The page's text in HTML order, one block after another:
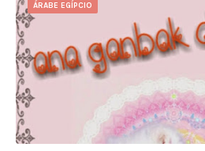
ÁRABE EGÍPCIO